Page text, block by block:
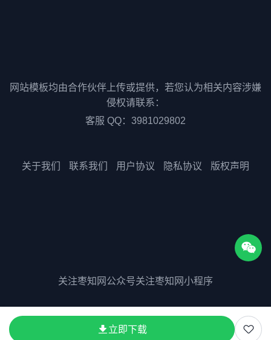
立即下载
网站模板均由合作伙伴上传或提供，若您认为相关内容涉嫌
侵权请联系：
客服 QQ：3981029802
关于我们 联系我们 用户协议 隐私协议 版权声明
关注枣知网公众号关注枣知网小程序
版权所有©2025 51zaozhi.com
粤ICP备2023075511号